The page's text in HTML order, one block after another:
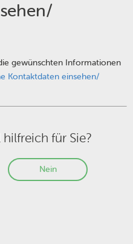
gewünschten Informationen
Kontaktdaten einsehen/
für Sie?
Nein